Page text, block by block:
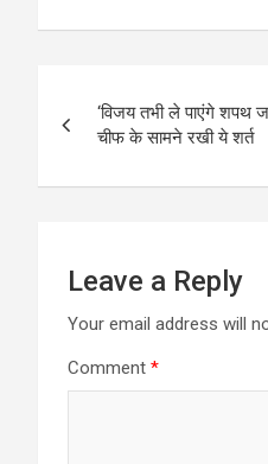
navigation
‘विजय तभी ले पाएंगे शपथ
चीफ के सामने रखी ये शर्त
Leave a Reply
Your email address will
Comment *